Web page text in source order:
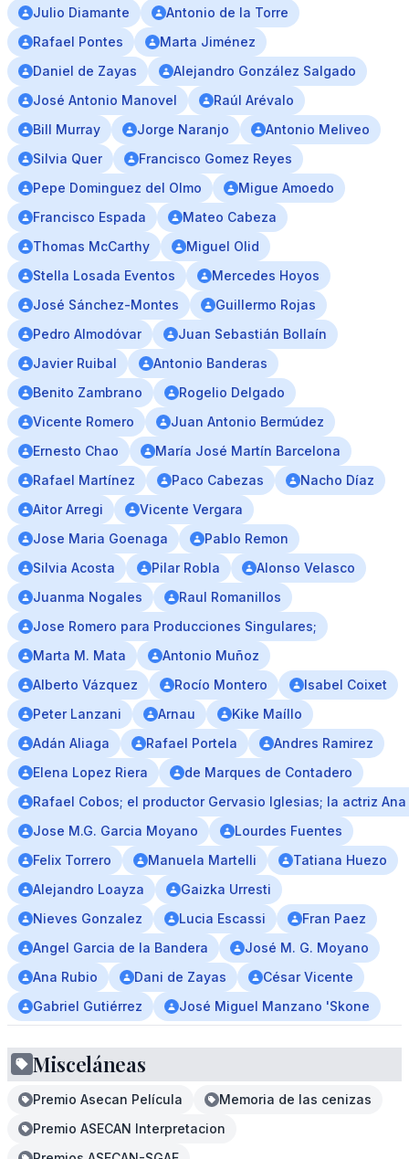
Julio Diamante
Antonio de la Torre
Rafael Pontes
Marta Jiménez
Daniel de Zayas
Alejandro González Salgado
José Antonio Manovel
Raúl Arévalo
Bill Murray
Jorge Naranjo
Antonio Meliveo
Silvia Quer
Francisco Gomez Reyes
Pepe Dominguez del Olmo
Migue Amoedo
Francisco Espada
Mateo Cabeza
Thomas McCarthy
Miguel Olid
Stella Losada Eventos
Mercedes Hoyos
José Sánchez-Montes
Guillermo Rojas
Pedro Almodóvar
Juan Sebastián Bollaín
Javier Ruibal
Antonio Banderas
Benito Zambrano
Rogelio Delgado
Vicente Romero
Juan Antonio Bermúdez
Ernesto Chao
María José Martín Barcelona
Rafael Martínez
Paco Cabezas
Nacho Díaz
Aitor Arregi
Vicente Vergara
Jose Maria Goenaga
Pablo Remon
Silvia Acosta
Pilar Robla
Alonso Velasco
Juanma Nogales
Raul Romanillos
Jose Romero para Producciones Singulares;
Marta M. Mata
Antonio Muñoz
Alberto Vázquez
Rocío Montero
Isabel Coixet
Peter Lanzani
Arnau
Kike Maíllo
Adán Aliaga
Rafael Portela
Andres Ramirez
Elena Lopez Riera
de Marques de Contadero
Rafael Cobos; el productor Gervasio Iglesias; la actriz
Jose M.G. Garcia Moyano
Lourdes Fuentes
Felix Torrero
Manuela Martelli
Tatiana Huezo
Alejandro Loayza
Gaizka Urresti
Nieves Gonzalez
Lucia Escassi
Fran Paez
Angel Garcia de la Bandera
José M. G. Moyano
Ana Rubio
Dani de Zayas
César Vicente
Gabriel Gutiérrez
José Miguel Manzano 'Skone
Misceláneas
Premio Asecan Película
Memoria de las cenizas
Premio ASECAN Interpretacion